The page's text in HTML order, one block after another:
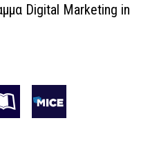
Digital Marketing in